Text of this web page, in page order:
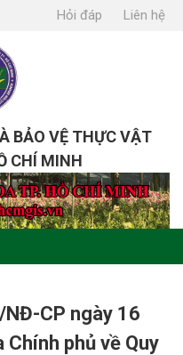
Hỏi đáp Liên hệ
BẢO VỆ THỰC VẬT
CHÍ MINH
CP ngày 16
phủ về Quy